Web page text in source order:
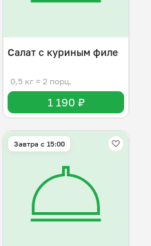
Салат с куриным филе
0,5 кг ≈ 2 порц.
1 190 ₽
Завтра c 15:00